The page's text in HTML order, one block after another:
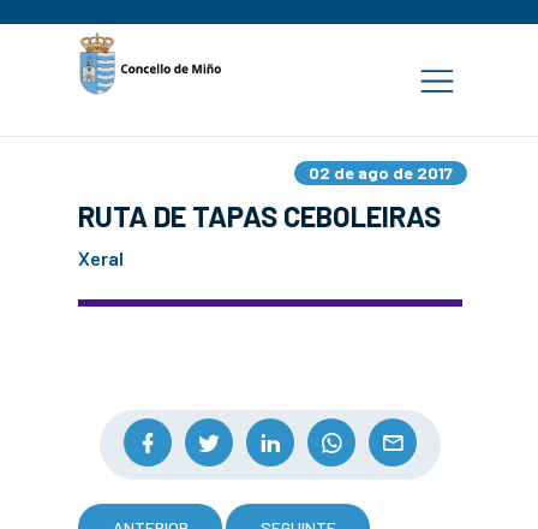
02 de ago de 2017
RUTA DE TAPAS CEBOLEIRAS
Xeral